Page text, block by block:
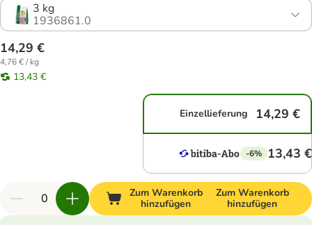
3 kg
1936861.0
14,29 €
4,76 € / kg
13,43 €
Einzellieferung 14,29 €
-6% 13,43 €
Zum Warenkorb
hinzufügen
Zum Warenkorb
hinzufügen